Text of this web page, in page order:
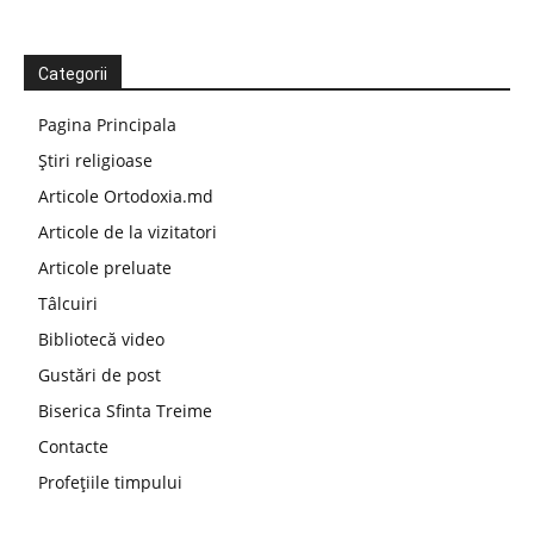
Categorii
Pagina Principala
Știri religioase
Articole Ortodoxia.md
Articole de la vizitatori
Articole preluate
Tâlcuiri
Bibliotecă video
Gustări de post
Biserica Sfinta Treime
Contacte
Profețiile timpului